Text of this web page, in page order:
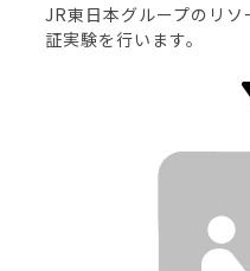
JR東日本グループのリ
証実験を行います。